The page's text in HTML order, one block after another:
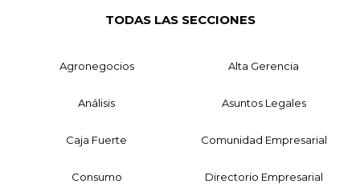
TODAS LAS SECCIONES
Agronegocios Alta Gerencia
Análisis Asuntos Legales
Caja Fuerte Comunidad Empresarial
Consumo Directorio Empresarial